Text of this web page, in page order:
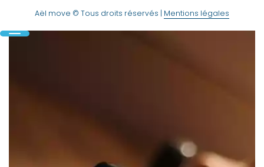
Aël move © Tous droits réservés | Mentions légales